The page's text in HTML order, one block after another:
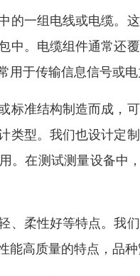
的一组电线或电缆。
中。电缆组件通常还
于传输信息信号或电
标准结构制造而成，
类型。我们也设计定
。在测试测量设备中
、柔性好等特点。我
能高质量的特点，品